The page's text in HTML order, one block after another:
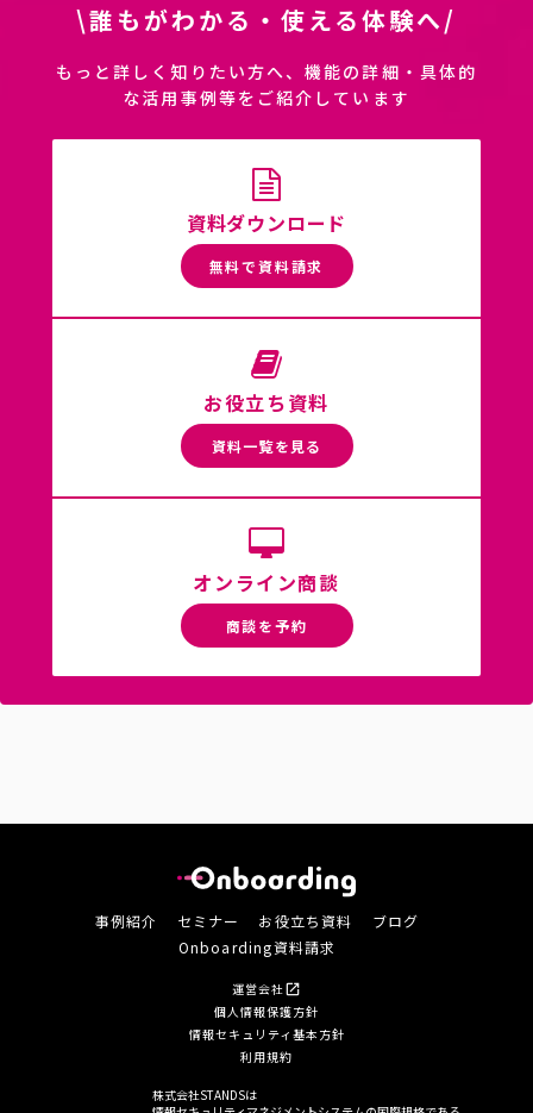
\誰もがわかる・使える体験へ/
もっと詳しく知りたい方へ、機能の詳細・具体的
な活用事例等をご紹介しています
資料ダウンロード
無料で資料請求
お役立ち資料
資料一覧を見る
オンライン商談
商談を予約
事例紹介 セミナー お役立ち資料
ブログ
Onboarding資料請求
運営会社open_in_new
個人情報保護方針
情報セキュリティ基本方針
利用規約
株式会社STANDSは